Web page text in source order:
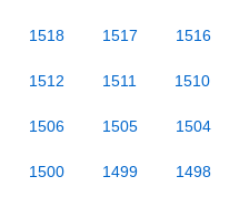
1518 1517 1516
1512 1511 1510
1506 1505 1504
1500 1499 1498